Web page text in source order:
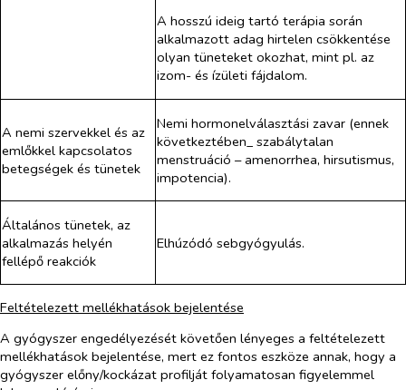
A hosszú ideig tartó terápia során
alkalmazott adag hirtelen csökkentése
olyan tüneteket okozhat, mint pl. az
izom- és ízületi fájdalom.
A nemi szervekkel és az
emlőkkel kapcsolatos
betegségek és tünetek
Nemi hormonelválasztási zavar (ennek
következtében_ szabálytalan
menstruáció – amenorrhea, hirsutismus,
impotencia).
Általános tünetek, az
alkalmazás helyén
fellépő reakciók
Elhúzódó sebgyógyulás.
Feltételezett mellékhatások bejelentése
A gyógyszer engedélyezését követően lényeges a feltételezett
mellékhatások bejelentése, mert ez fontos eszköze annak, hogy a
gyógyszer előny/kockázat profilját folyamatosan figyelemmel